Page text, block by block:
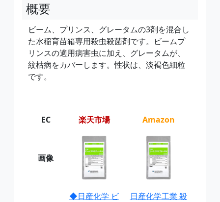
概要
ビーム、プリンス、グレータムの3剤を混合し
た水稲育苗箱専用殺虫殺菌剤です。ビームプ
リンスの適用病害虫に加え、グレータムが、
紋枯病をカバーします。性状は、淡褐色細粒
です。
EC 楽天市場 Amazon
画像
◆日産化学 ビ
日産化学工業 殺